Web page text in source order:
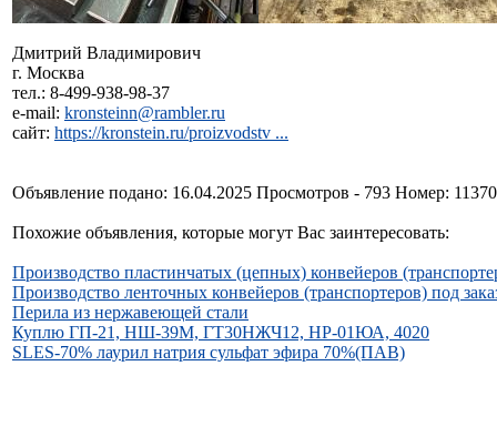
Дмитрий Владимирович
г. Москва
тел.: 8-499-938-98-37
e-mail: kronsteinn@rambler.ru
сайт: https://kronstein.ru/proizvodstv ...
Объявление подано: 16.04.2025 Просмотров - 793 Номер:
Похожие объявления, которые могут Вас заинтересовать:
Производство пластинчатых (цепных) конвейеров
Производство ленточных конвейеров (транспортеров) под
Перила из нержавеющей стали
Куплю ГП-21, НШ-39М, ГТ30НЖЧ12, НР-01ЮА, 4020
SLES-70% лаурил натрия сульфат эфира 70%(ПАВ)